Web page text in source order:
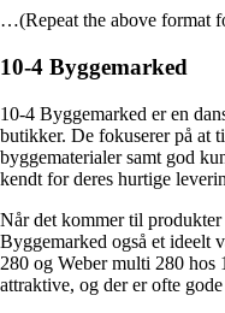
…(Repeat the above format
10-4 Byggemarked
10-4 Byggemarked er en
butikker. De fokuserer på at
byggematerialer samt god
kendt for deres hurtige
Når det kommer til
Byggemarked også et ideelt
280 og Weber multi 280 hos
attraktive, og der er ofte